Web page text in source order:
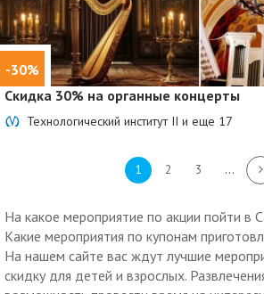
-30%
Скидка 30% на органные концерты
Технологический институт II и еще 17
1 2 3 ...
На какое мероприятие по акции пойти в
Какие мероприятия по купонам
На нашем сайте вас ждут лучшие
скидку для детей и взрослых.